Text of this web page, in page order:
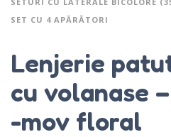
SET CU 4 APĂRĂTORI
Lenjerie
cu volanase
-mov floral